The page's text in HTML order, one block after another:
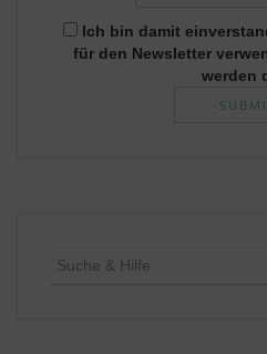
Ich bin damit
für den Newsletter
werden